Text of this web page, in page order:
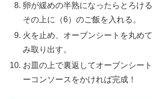
卵が緩めの半熟になったらとろけ
その上に（6）のご飯を入れる。
火を止め、オーブンシートを丸め
み取り出す。
お皿の上で裏返してオーブンシー
ーコンソースをかければ完成！